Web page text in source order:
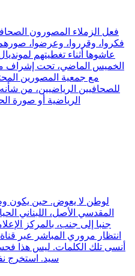
فعل الزملاء المصورون
فكروا، وقرروا، وعرضوا،
الخميس الماضي، تحت إشراف
مع جمعية المصورين
للصحافيين الرياضيين، من
الرياضية أو صورة
لوطن لا يعوض. حين يكون
المقدسي الأصل، اللبناني
جنبا إلى جنب، بالمركز
انتظار مروري المباشر عبر
أنسى تلك الكلمات. ليس هذا
سيد. استخرج